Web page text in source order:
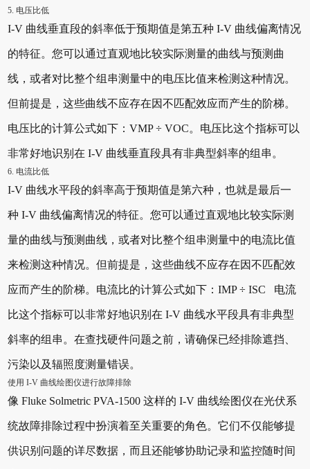
5. 电压比低
I-V 曲线垂直段的斜率低于预期值是第五种 I-V 曲线偏离情况
的特征。您可以通过直观地比较实际测量的曲线与预测曲
线，或者对比整个组串测量中的电压比值来检测这种情况。
但前提是，这些曲线不应存在因不匹配效应而产生的阶梯。
电压比的计算公式如下：VMP ÷ VOC。电压比这个指标可以
非常好地识别在 I-V 曲线垂直段具有非典型斜率的组串。
6. 电流比低
I-V 曲线水平段的斜率高于预期值是第六种，也就是最后一
种 I-V 曲线偏离情况的特征。您可以通过直观地比较实际测
量的曲线与预测曲线，或者对比整个组串测量中的电流比值
来检测这种情况。但前提是，这些曲线不应存在因不匹配效
应而产生的阶梯。电流比的计算公式如下：IMP ÷ ISC 电流
比这个指标可以非常好地识别在 I-V 曲线水平段具有非典型
斜率的组串。在查找硬件问题之前，请确保已经排除遮挡、
污染以及辐照度测量错误。
使用 I-V 曲线绘图仪进行故障排除
像 Fluke Solmetric PVA-1500 这样的 I-V 曲线绘图仪在光伏系
统故障排除过程中扮演着至关重要的角色。它们不仅能够提
供识别问题的详尽数据，而且还能够协助记录和监控随时间